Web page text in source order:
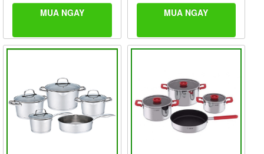
MUA NGAY
MUA NGAY